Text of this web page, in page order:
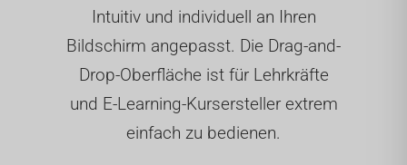
Intuitiv und individuell an Ihren
Bildschirm angepasst. Die Drag-and-
Drop-Oberfläche ist für Lehrkräfte
und E-Learning-Kursersteller extrem
einfach zu bedienen.